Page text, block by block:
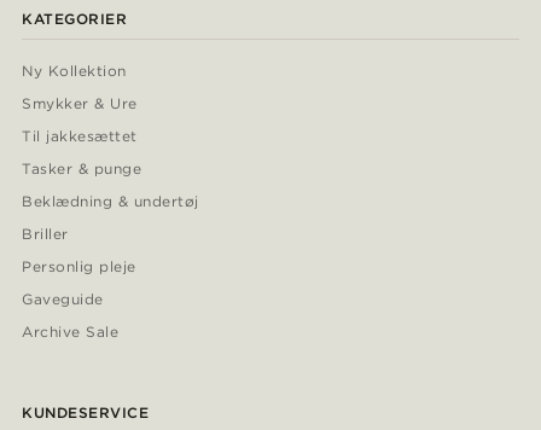
KATEGORIER
Ny Kollektion
Smykker & Ure
Til jakkesættet
Tasker & punge
Beklædning & undertøj
Briller
Personlig pleje
Gaveguide
Archive Sale
KUNDESERVICE